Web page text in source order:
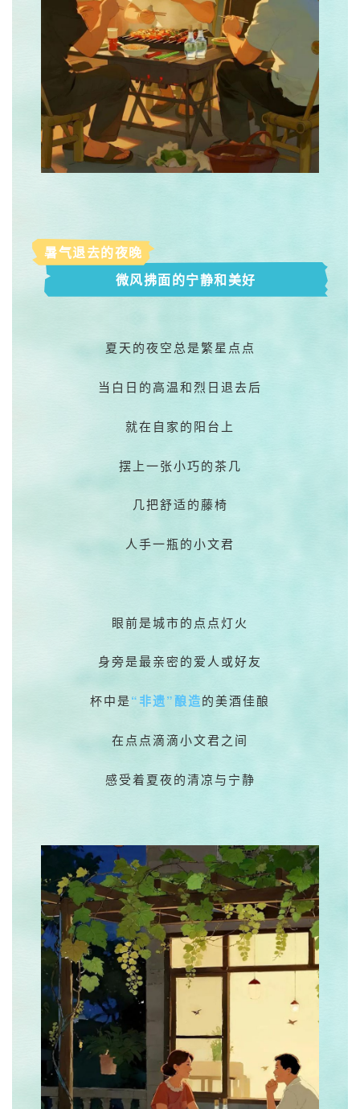
暑气退去的夜晚
微风拂面的宁静和美好
夏天的夜空总是繁星点点
当白日的高温和烈日退去后
就在自家的阳台上
摆上一张小巧的茶几
几把舒适的藤椅
人手一瓶的小文君
眼前是城市的点点灯火
身旁是最亲密的爱人或好友
杯中是“非遗”酿造的美酒佳酿
在点点滴滴小文君之间
感受着夏夜的清凉与宁静